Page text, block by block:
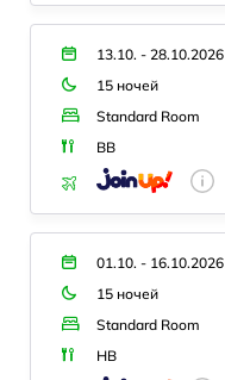
13.10. - 28.10.2026
15 ночей
Standard Room
BB
01.10. - 16.10.2026
15 ночей
Standard Room
HB